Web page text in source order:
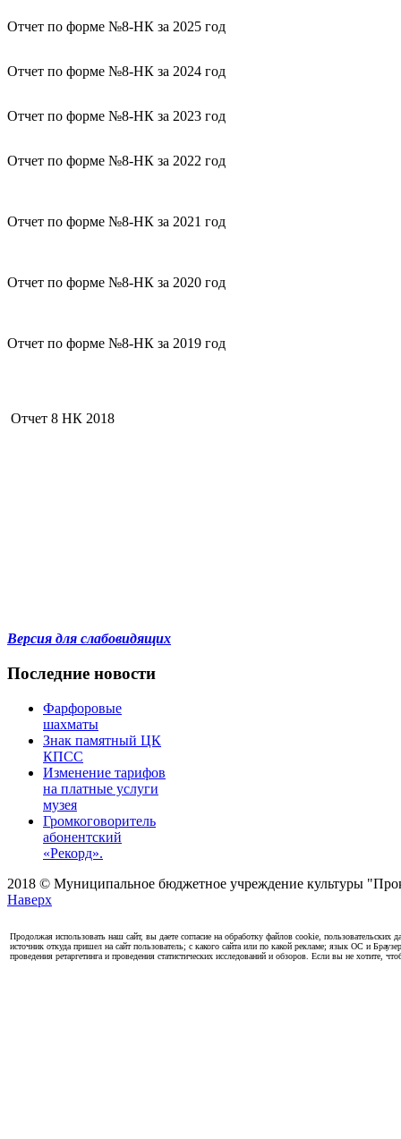
Отчет по форме №8-НК за 2025 год
Отчет по форме №8-НК за 2024 год
Отчет по форме №8-НК за 2023 год
Отчет по форме №8-НК за 2022 год
Отчет по форме №8-НК за 2021 год
Отчет по форме №8-НК за 2020 год
Отчет по форме №8-НК за 2019 год
Отчет 8 НК 2018
Версия для слабовидящих
Последние новости
Фарфоровые
шахматы
Знак памятный ЦК
КПСС
Изменение тарифов
на платные услуги
музея
Громкоговоритель
абонентский
«Рекорд».
2018 © Муниципальное бюджетное учреждение культуры
Наверх
Продолжая использовать наш сайт, вы даете согласие на обработку файлов cookie,
источник откуда пришел на сайт пользователь; с какого сайта или по какой рекламе; язык ОС и
проведения ретаргетинга и проведения статистических исследований и обзоров. Если вы не хотите,